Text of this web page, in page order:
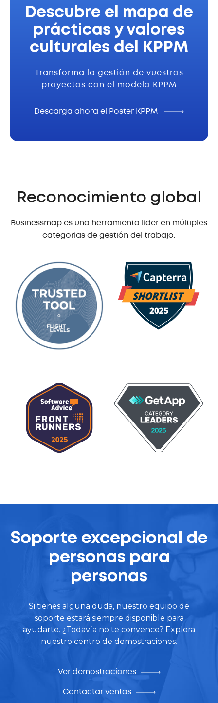
Descubre el mapa de
prácticas y valores
culturales del KPPM
Transforma la gestión de vuestros
proyectos con el modelo KPPM
Descarga ahora el Poster KPPM
Reconocimiento global
Businessmap es una herramienta líder en múltiples
categorías de gestión del trabajo.
Soporte excepcional de
personas para
personas
Si tienes alguna duda, nuestro equipo de
soporte estará siempre disponible para
ayudarte. ¿Todavía no te convence? Explora
nuestro centro de demostraciones.
Ver demostraciones
Contactar ventas